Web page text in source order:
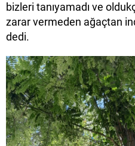
bizleri tanıyamadı ve
zarar vermeden ağaçtan
dedi.